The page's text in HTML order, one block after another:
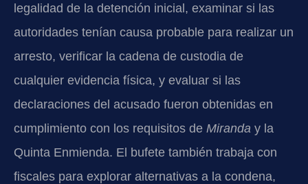
legalidad de la detención inicial, examinar si las
autoridades tenían causa probable para realizar un
arresto, verificar la cadena de custodia de
cualquier evidencia física, y evaluar si las
declaraciones del acusado fueron obtenidas en
cumplimiento con los requisitos de Miranda y la
Quinta Enmienda. El bufete también trabaja con
fiscales para explorar alternativas a la condena,